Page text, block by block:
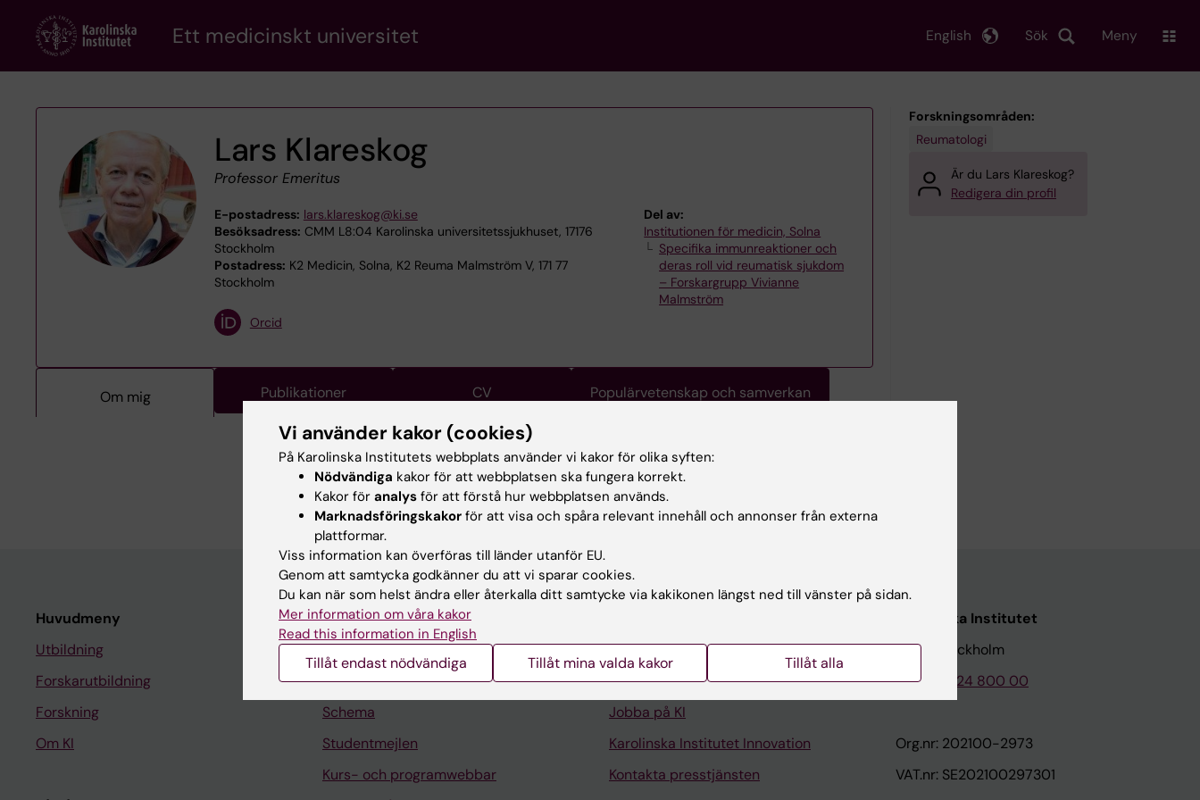
content
Ett medicinskt universitet Sök
English Meny
Lars Klareskog
Professor Emeritus
E-postadress: lars.klareskog@ki.se
Besöksadress: CMM L8:04 Karolinska universitetssjukhuset, 17176
Stockholm
Postadress: K2 Medicin, Solna, K2 Reuma Malmström V, 171 77
Stockholm
Del av:
Institutionen för medicin, Solna
Specifika immunreaktioner och
deras roll vid reumatisk sjukdom
– Forskargrupp Vivianne
Malmström
Orcid
Om mig Publikationer CV Populärvetenskap och samverkan
Om mig
Senior professor i reumatologi.
Forskningsområden:
Reumatologi
Är du Lars Klareskog?
Redigera din profil
Huvudmeny
Utbildning
Forskarutbildning
Forskning
Om KI
Student
Ladok
Canvas
Schema
Studentmejlen
Kurs- och programwebbar
Universitetsbiblioteket
Stöd forskning och utbildning
Jobba på KI
Karolinska Institutet Innovation
Kontakta presstjänsten
Karolinska Institutet
171 77 Stockholm
Tel: 08-524 800 00
Org.nr: 202100-2973
VAT.nr: SE202100297301
Vi använder kakor (cookies)
På Karolinska Institutets webbplats använder vi kakor för olika syften:
Nödvändiga kakor för att webbplatsen ska fungera korrekt.
Kakor för analys för att förstå hur webbplatsen används.
Marknadsföringskakor för att visa och spåra relevant innehåll och annonser från externa
plattformar.
Viss information kan överföras till länder utanför EU.
Genom att samtycka godkänner du att vi sparar cookies.
Du kan när som helst ändra eller återkalla ditt samtycke via kakikonen längst ned till vänster på sidan.
Mer information om våra kakor
Read this information in English
Tillåt endast nödvändiga Tillåt mina valda kakor Tillåt alla